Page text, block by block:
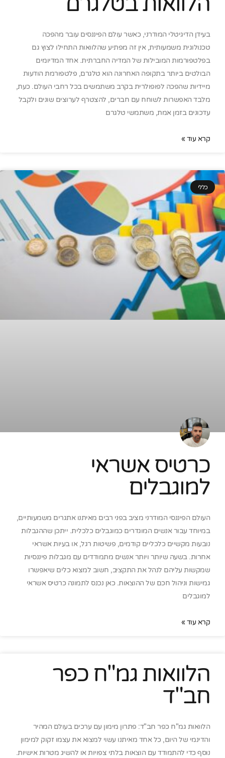
בעידן הדיגיטלי המודרני, כאשר עולם הפיננסים עובר מהפכה
טכנולוגית משמעותית, אין זה מפתיע שהלוואות התחילו לצוץ גם
בפלטפורמות המובילות של המדיה החברתית. אחד המדיומים
הבולטים ביותר בתקופה האחרונה הוא טלגרם, פלטפורמת הודעות
מיידיות שהפכה לפופולרית בקרב משתמשים בכל רחבי העולם. כעת,
מלבד האפשרות לשוחח עם חברים, להצטרף לערוצים שונים ולקבל
עדכונים בזמן אמת, משתמשי טלגרם
קרא עוד »
כללי
כרטיס אשראי
למוגבלים
העולם הפיננסי המודרני מציב בפני רבים מאיתנו אתגרים משמעותיים,
במיוחד עבור אנשים המוגדרים כמוגבלים כלכלית. ייתכן שההגבלות
נובעות מקשיים כלכליים קודמים, פשיטות רגל, או בעיות אשראי
אחרות. בשעה שיותר ויותר אנשים מתמודדים עם מגבלות פיננסיות
שמקשות עליהם לנהל את התקציב, חשוב למצוא כלים שיאפשרו
גמישות וניהול חכם של ההוצאות. כאן נכנס לתמונה כרטיס אשראי
למוגבלים
קרא עוד »
הלוואות גמ"ח כפר
חב"ד
הלוואות גמ"ח כפר חב"ד: פתרון מימון עם ערכים בעולם המהיר
והדינמי של היום, כל אחד מאיתנו עשוי למצוא את עצמו זקוק למימון
נוסף כדי להתמודד עם הוצאות בלתי צפויות או להשיג מטרות אישיות.